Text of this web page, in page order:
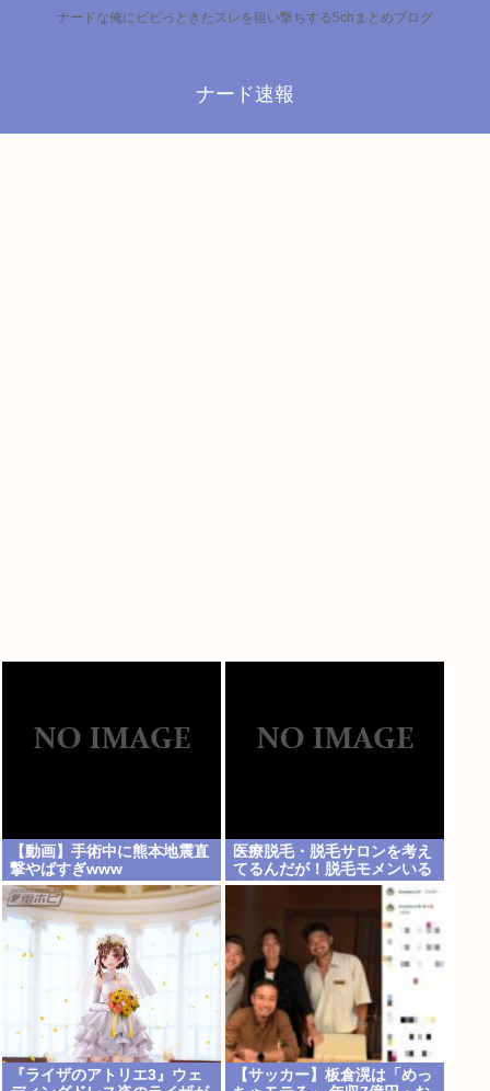
ナードな俺にビビっときたスレを狙い撃ちする5chまとめブログ
ナード速報
【動画】手術中に熊本地震直
撃やばすぎwww
医療脱毛・脱毛サロンを考え
てるんだが！脱毛モメンいる
か？？
『ライザのアトリエ3』ウェ
【サッカー】板倉滉は「めっ